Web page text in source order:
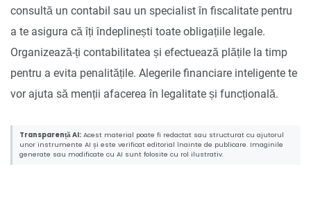
consultă un contabil sau un specialist în fiscalitate pentru
a te asigura că îți îndeplinești toate obligațiile legale.
Organizează-ți contabilitatea și efectuează plățile la timp
pentru a evita penalitățile. Alegerile financiare inteligente te
vor ajuta să menții afacerea în legalitate și funcțională.
Transparență AI: Acest material poate fi redactat sau structurat cu ajutorul
unor instrumente AI și este verificat editorial înainte de publicare. Imaginile
generate sau modificate cu AI sunt folosite cu rol ilustrativ.